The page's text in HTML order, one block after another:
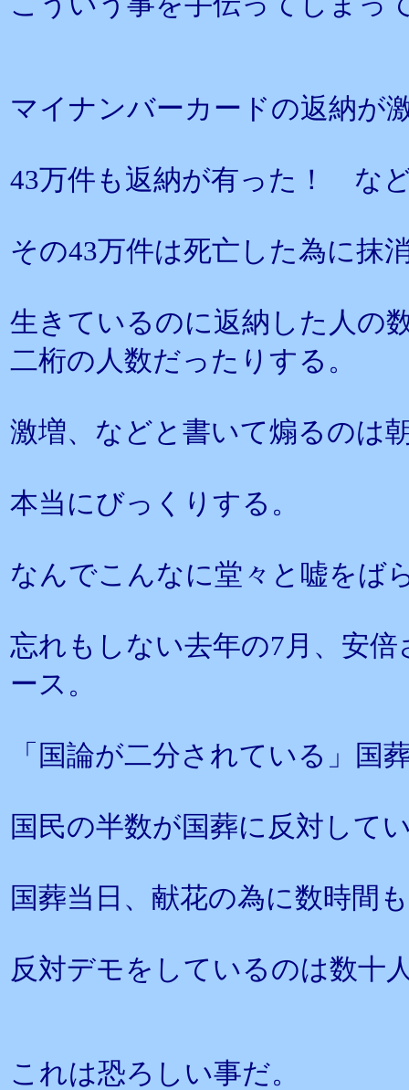
マイナンバーカードの返納
43万件も返納が有った！ な
その43万件は死亡した為に抹
生きているのに返納した人の
二桁の人数だったりする。
激増、などと書いて煽るのは
本当にびっくりする。
なんでこんなに堂々と嘘をば
忘れもしない去年の7月、安
ース。
「国論が二分されている」国
国民の半数が国葬に反対して
国葬当日、献花の為に数時間
反対デモをしているのは数十
これは恐ろしい事だ。